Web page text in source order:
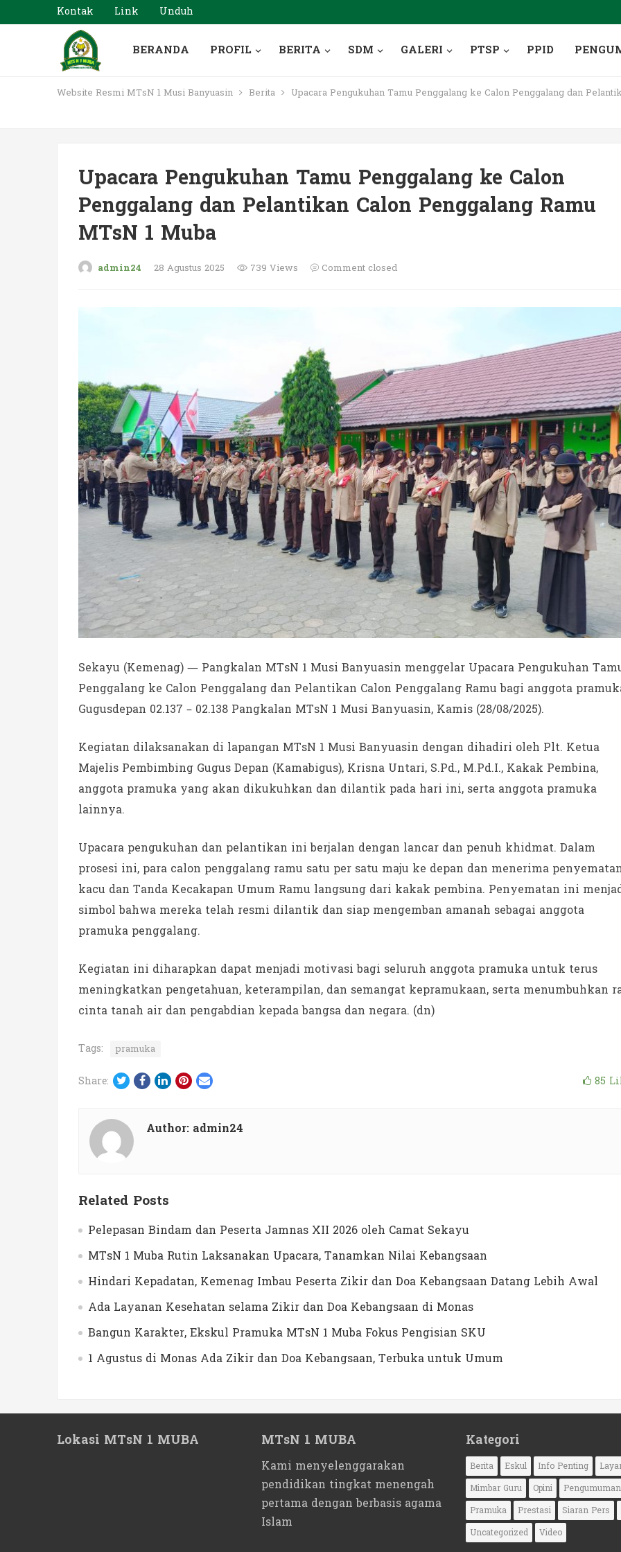
Kontak Link Unduh
BERANDA PROFIL BERITA SDM GALERI PTSP PPID
Website Resmi MTsN 1 Musi Banyuasin Berita
Upacara Pengukuhan Tamu Penggalang ke Calon Penggalang dan
Upacara Pengukuhan Tamu Penggalang ke Calon
Penggalang dan Pelantikan Calon Penggalang Ramu
MTsN 1 Muba
admin24 28 Agustus 2025 739 Views Comment closed
Sekayu (Kemenag) — Pangkalan MTsN 1 Musi Banyuasin menggelar Upacara Pengukuhan
Penggalang ke Calon Penggalang dan Pelantikan Calon Penggalang Ramu bagi anggota
Gugusdepan 02.137 – 02.138 Pangkalan MTsN 1 Musi Banyuasin, Kamis (28/08/2025).
Kegiatan dilaksanakan di lapangan MTsN 1 Musi Banyuasin dengan dihadiri oleh Plt. Ketua
Majelis Pembimbing Gugus Depan (Kamabigus), Krisna Untari, S.Pd., M.Pd.I., Kakak Pembina,
anggota pramuka yang akan dikukuhkan dan dilantik pada hari ini, serta anggota pramuka
lainnya.
Upacara pengukuhan dan pelantikan ini berjalan dengan lancar dan penuh khidmat. Dalam
prosesi ini, para calon penggalang ramu satu per satu maju ke depan dan menerima
kacu dan Tanda Kecakapan Umum Ramu langsung dari kakak pembina. Penyematan ini
simbol bahwa mereka telah resmi dilantik dan siap mengemban amanah sebagai anggota
pramuka penggalang.
Kegiatan ini diharapkan dapat menjadi motivasi bagi seluruh anggota pramuka untuk terus
meningkatkan pengetahuan, keterampilan, dan semangat kepramukaan, serta menumbuhkan
cinta tanah air dan pengabdian kepada bangsa dan negara. (dn)
Tags: pramuka
Share: Twitter
Facebook
LinkedIn
Pinterest
Email 85
Author: admin24
Related Posts
Pelepasan Bindam dan Peserta Jamnas XII 2026 oleh Camat Sekayu
MTsN 1 Muba Rutin Laksanakan Upacara, Tanamkan Nilai Kebangsaan
Hindari Kepadatan, Kemenag Imbau Peserta Zikir dan Doa Kebangsaan Datang Lebih Awal
Ada Layanan Kesehatan selama Zikir dan Doa Kebangsaan di Monas
Bangun Karakter, Ekskul Pramuka MTsN 1 Muba Fokus Pengisian SKU
1 Agustus di Monas Ada Zikir dan Doa Kebangsaan, Terbuka untuk Umum
Lokasi MTsN 1 MUBA MTsN 1 MUBA
Kami menyelenggarakan
pendidikan tingkat menengah
pertama dengan berbasis agama
Islam
Kategori
Berita Eskul Info Penting
Mimbar Guru
Opini
Pengumuman
Pramuka
Prestasi Siaran Pers
Uncategorized
Video